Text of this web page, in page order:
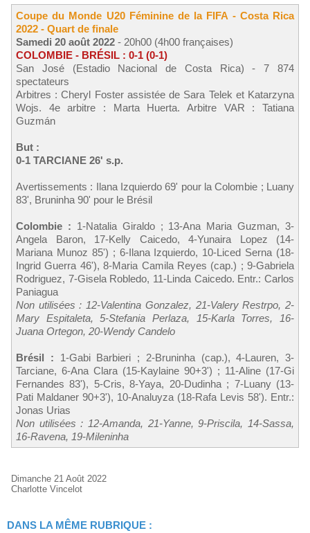
Coupe du Monde U20 Féminine de la FIFA - Costa Rica
2022 - Quart de finale
Samedi 20 août 2022 - 20h00 (4h00 françaises)
COLOMBIE - BRÉSIL : 0-1 (0-1)
San José (Estadio Nacional de Costa Rica) - 7 874
spectateurs
Arbitres : Cheryl Foster assistée de Sara Telek et Katarzyna
Wojs. 4e arbitre : Marta Huerta. Arbitre VAR : Tatiana
Guzmán
But :
0-1 TARCIANE 26' s.p.
Avertissements : Ilana Izquierdo 69' pour la Colombie ; Luany
83', Bruninha 90' pour le Brésil
Colombie : 1-Natalia Giraldo ; 13-Ana Maria Guzman, 3-
Angela Baron, 17-Kelly Caicedo, 4-Yunaira Lopez (14-
Mariana Munoz 85') ; 6-Ilana Izquierdo, 10-Liced Serna (18-
Ingrid Guerra 46'), 8-Maria Camila Reyes (cap.) ; 9-Gabriela
Rodriguez, 7-Gisela Robledo, 11-Linda Caicedo. Entr.: Carlos
Paniagua
Non utilisées : 12-Valentina Gonzalez, 21-Valery Restrpo, 2-
Mary Espitaleta, 5-Stefania Perlaza, 15-Karla Torres, 16-
Juana Ortegon, 20-Wendy Candelo
Brésil : 1-Gabi Barbieri ; 2-Bruninha (cap.), 4-Lauren, 3-
Tarciane, 6-Ana Clara (15-Kaylaine 90+3') ; 11-Aline (17-Gi
Fernandes 83'), 5-Cris, 8-Yaya, 20-Dudinha ; 7-Luany (13-
Pati Maldaner 90+3'), 10-Analuyza (18-Rafa Levis 58'). Entr.:
Jonas Urias
Non utilisées : 12-Amanda, 21-Yanne, 9-Priscila, 14-Sassa,
16-Ravena, 19-Mileninha
Dimanche 21 Août 2022
Charlotte Vincelot
DANS LA MÊME RUBRIQUE :